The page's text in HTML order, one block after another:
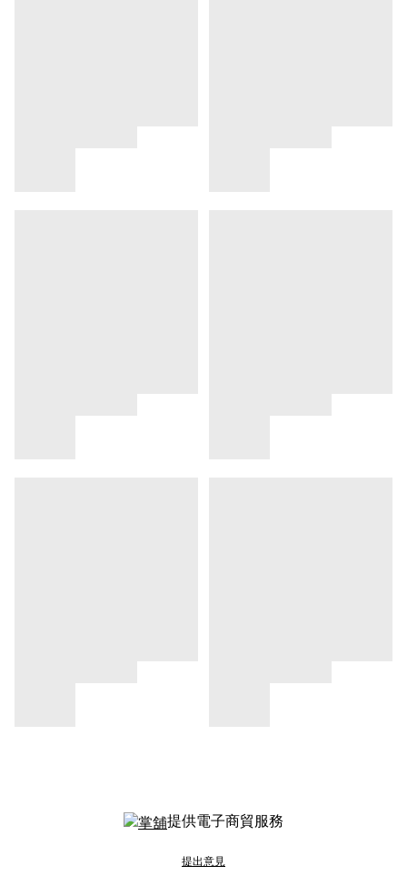
提供電子商貿服務
提出意見